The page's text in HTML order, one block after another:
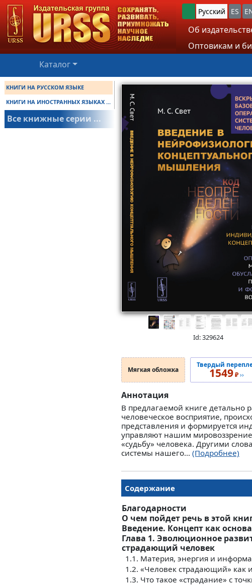
Русский ES
Об
Оптовикам и
Каталог
КНИГИ НА РУССКОМ ЯЗЫКЕ
КНИГИ НА ИНОСТРАННЫХ ЯЗЫКАХ ...
Все книжные серии ...
Id: 329624
Мягкая обложка
Твердый
1549₽››
Аннотация
В предлагаемой книге детально
человеческое восприятие,
представления и формируется
управляют нашим
«судьбу» человека. Другими
системы нашего... (Подробнее)
Содержание
Благодарности
О чем пойдет речь в этой
Введение. Концепт как
Глава 1. Эволюционное
страдающий человек
1.1. Материя, энергия и
1.2. «Человек страдающий» как
1.3. Что такое «страдание» с